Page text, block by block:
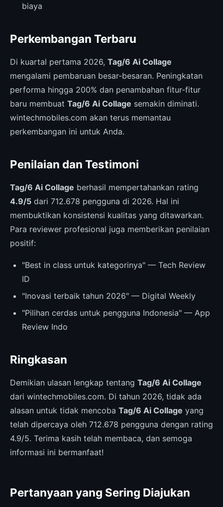
biaya
Perkembangan Terbaru
Di kuartal pertama 2026, Tag/6 Ai Collage
mengalami pembaruan besar-besaran. Peningkatan
performa hingga 200% dan penambahan fitur-fitur
baru membuat Tag/6 Ai Collage semakin diminati.
wintechmobiles.com akan terus memantau
perkembangan ini untuk Anda.
Penilaian dan Testimoni
Tag/6 Ai Collage berhasil mempertahankan rating
4.9/5 dari 712.678 pengguna di 2026. Hal ini
membuktikan konsistensi kualitas yang ditawarkan.
Para reviewer profesional juga memberikan penilaian
positif:
"Best in class untuk kategorinya" — Tech Review
ID
"Inovasi terbaik tahun 2026" — Digital Weekly
"Pilihan cerdas untuk pengguna Indonesia" — App
Review Indo
Ringkasan
Demikian ulasan lengkap tentang Tag/6 Ai Collage
dari wintechmobiles.com. Di tahun 2026, tidak ada
alasan untuk tidak mencoba Tag/6 Ai Collage yang
telah dipercaya oleh 712.678 pengguna dengan rating
4.9/5. Terima kasih telah membaca, dan semoga
informasi ini bermanfaat!
Pertanyaan yang Sering Diajukan